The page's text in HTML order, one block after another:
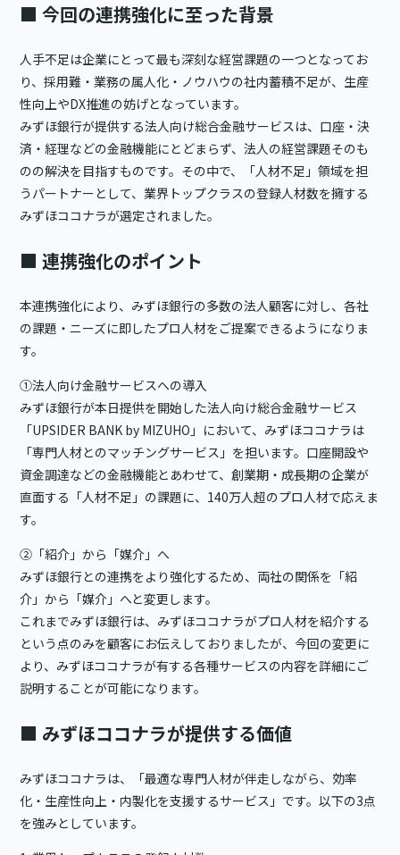
■今回の連携強化に至った背景
人手不足は企業にとって最も深刻な経営課題の一つとなってお
り、採用難・業務の属人化・ノウハウの社内蓄積不足が、生産
性向上やDX推進の妨げとなっています。
みずほ銀行が提供する法人向け総合金融サービスは、口座・決
済・経理などの金融機能にとどまらず、法人の経営課題そのも
のの解決を目指すものです。その中で、「人材不足」領域を担
うパートナーとして、業界トップクラスの登録人材数を擁する
みずほココナラが選定されました。
■ 連携強化のポイント
本連携強化により、みずほ銀行の多数の法人顧客に対し、各社
の課題・ニーズに即したプロ人材をご提案できるようになりま
す。
①法人向け金融サービスへの導入
みずほ銀行が本日提供を開始した法人向け総合金融サービス
「UPSIDER BANK by MIZUHO」において、みずほココナラは
「専門人材とのマッチングサービス」を担います。口座開設や
資金調達などの金融機能とあわせて、創業期・成長期の企業が
直面する「人材不足」の課題に、140万人超のプロ人材で応えま
す。
②「紹介」から「媒介」へ
みずほ銀行との連携をより強化するため、両社の関係を「紹
介」から「媒介」へと変更します。
これまでみずほ銀行は、みずほココナラがプロ人材を紹介する
という点のみを顧客にお伝えしておりましたが、今回の変更に
より、みずほココナラが有する各種サービスの内容を詳細にご
説明することが可能になります。
■ みずほココナラが提供する価値
みずほココナラは、「最適な専門人材が伴走しながら、効率
化・生産性向上・内製化を支援するサービス」です。以下の3点
を強みとしています。